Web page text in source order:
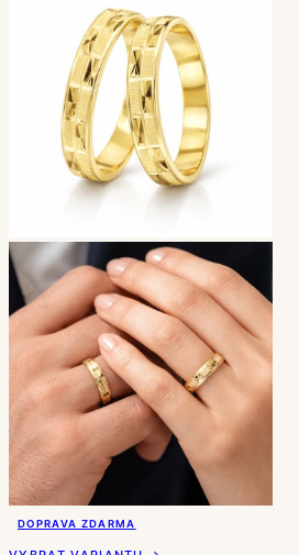
DOPRAVA ZDARMA